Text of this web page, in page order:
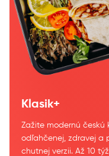
Klasik+
Zažite modernú českú
odľahčenej, zdravej a
chutnej verzii. Až 10